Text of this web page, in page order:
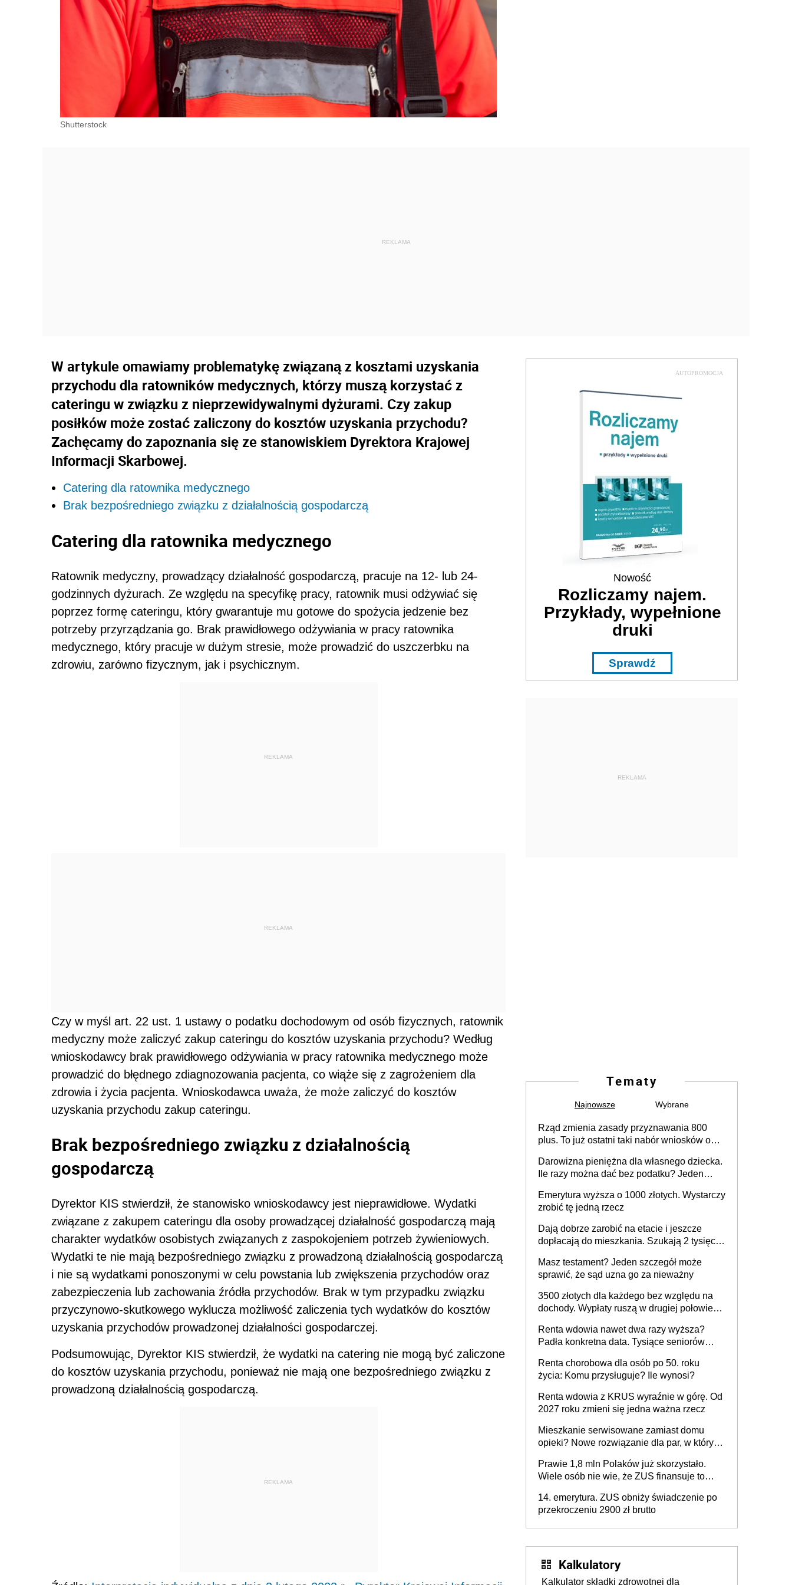
Shutterstock
W artykule omawiamy problematykę związaną z kosztami uzyskania
przychodu dla ratowników medycznych, którzy muszą korzystać z
cateringu w związku z nieprzewidywalnymi dyżurami. Czy zakup
posiłków może zostać zaliczony do kosztów uzyskania przychodu?
Zachęcamy do zapoznania się ze stanowiskiem Dyrektora Krajowej
Informacji Skarbowej.
Catering dla ratownika medycznego
Brak bezpośredniego związku z działalnością gospodarczą
Catering dla ratownika medycznego
Ratownik medyczny, prowadzący działalność gospodarczą, pracuje na 12- lub 24-
godzinnych dyżurach. Ze względu na specyfikę pracy, ratownik musi odżywiać się
poprzez formę cateringu, który gwarantuje mu gotowe do spożycia jedzenie bez
potrzeby przyrządzania go. Brak prawidłowego odżywiania w pracy ratownika
medycznego, który pracuje w dużym stresie, może prowadzić do uszczerbku na
zdrowiu, zarówno fizycznym, jak i psychicznym.
REKLAMA
REKLAMA
Czy w myśl art. 22 ust. 1 ustawy o podatku dochodowym od osób fizycznych, ratownik
medyczny może zaliczyć zakup cateringu do kosztów uzyskania przychodu? Według
wnioskodawcy brak prawidłowego odżywiania w pracy ratownika medycznego może
prowadzić do błędnego zdiagnozowania pacjenta, co wiąże się z zagrożeniem dla
zdrowia i życia pacjenta. Wnioskodawca uważa, że może zaliczyć do kosztów
uzyskania przychodu zakup cateringu.
Brak bezpośredniego związku z działalnością
gospodarczą
Dyrektor KIS stwierdził, że stanowisko wnioskodawcy jest nieprawidłowe. Wydatki
związane z zakupem cateringu dla osoby prowadzącej działalność gospodarczą mają
charakter wydatków osobistych związanych z zaspokojeniem potrzeb żywieniowych.
Wydatki te nie mają bezpośredniego związku z prowadzoną działalnością gospodarczą
i nie są wydatkami ponoszonymi w celu powstania lub zwiększenia przychodów oraz
zabezpieczenia lub zachowania źródła przychodów. Brak w tym przypadku związku
przyczynowo-skutkowego wyklucza możliwość zaliczenia tych wydatków do kosztów
uzyskania przychodów prowadzonej działalności gospodarczej.
Podsumowując, Dyrektor KIS stwierdził, że wydatki na catering nie mogą być zaliczone
do kosztów uzyskania przychodu, ponieważ nie mają one bezpośredniego związku z
prowadzoną działalnością gospodarczą.
REKLAMA
AUTOPROMOCJA
Nowość
Rozliczamy najem.
Przykłady, wypełnione
druki
Sprawdź
REKLAMA
Tematy
Najnowsze Wybrane
Rząd zmienia zasady przyznawania 800
plus. To już ostatni taki nabór wniosków o
Darowizna pieniężna dla własnego dziecka.
Ile razy można dać bez podatku? Jeden
Emerytura wyższa o 1000 złotych. Wystarczy
zrobić tę jedną rzecz
Dają dobrze zarobić na etacie i jeszcze
dopłacają do mieszkania. Szukają 2 tysięcy
Masz testament? Jeden szczegół może
sprawić, że sąd uzna go za nieważny
3500 złotych dla każdego bez względu na
dochody. Wypłaty ruszą w drugiej połowie
Renta wdowia nawet dwa razy wyższa?
Padła konkretna data. Tysiące seniorów
Renta chorobowa dla osób po 50. roku
życia: Komu przysługuje? Ile wynosi?
Renta wdowia z KRUS wyraźnie w górę. Od
2027 roku zmieni się jedna ważna rzecz
Mieszkanie serwisowane zamiast domu
opieki? Nowe rozwiązanie dla par, w których
demencję
Prawie 1,8 mln Polaków już skorzystało.
Wiele osób nie wie, że ZUS finansuje to
14. emerytura. ZUS obniży świadczenie po
przekroczeniu 2900 zł brutto
Kalkulatory
Kalkulator składki zdrowotnej dla